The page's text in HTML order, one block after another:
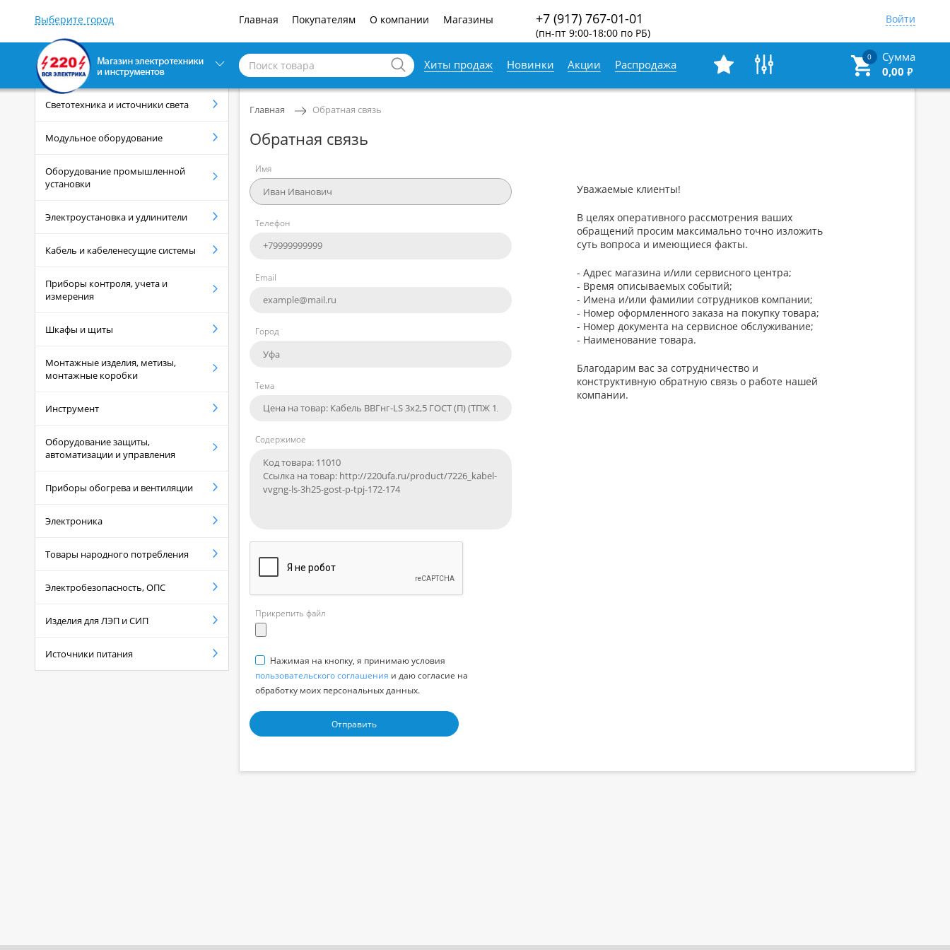
Главная Покупателям О компании Магазины +7 (917) 767-01-01
(пн-пт 9:00-18:00 по РБ)
Войти
Хиты продаж Новинки Акции Распродажа
Сумма
0
0,00 ₽
Светотехника и источники света
Модульное оборудование
Оборудование промышленной
установки
Электроустановка и удлинители
Кабель и кабеленесущие системы
Приборы контроля, учета и
измерения
Шкафы и щиты
Монтажные изделия, метизы,
монтажные коробки
Инструмент
Оборудование защиты,
автоматизации и управления
Приборы обогрева и вентиляции
Электроника
Товары народного потребления
Электробезопасность, ОПС
Изделия для ЛЭП и СИП
Источники питания
Главная Обратная связь
Обратная связь
Имя
Телефон
Email
Город
Тема
Содержимое
Прикрепить файл
Нажимая на кнопку, я принимаю условия
пользовательского соглашения и даю согласие на
обработку моих персональных данных.
Уважаемые клиенты!
В целях оперативного рассмотрения ваших
обращений просим максимально точно изложить
суть вопроса и имеющиеся факты.
- Адрес магазина и/или сервисного центра;
- Время описываемых событий;
- Имена и/или фамилии сотрудников компании;
- Номер оформленного заказа на покупку товара;
- Номер документа на сервисное обслуживание;
- Наименование товара.
Благодарим вас за сотрудничество и
конструктивную обратную связь о работе нашей
компании.